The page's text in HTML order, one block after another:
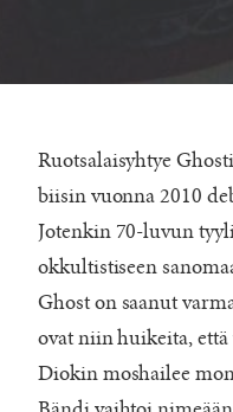
Ruotsalaisyhtye
biisin vuonna 2010
Jotenkin 70-luvun
okkultistiseen
Ghost on saanut
ovat niin huikeita, että
Diokin moshailee